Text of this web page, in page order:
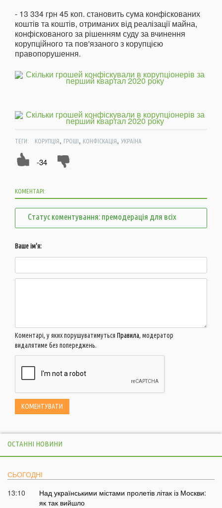
- 13 334 грн 45 коп. становить сума конфіскованих
коштів та коштів, отриманих від реалізації майна,
конфіскованого за рішенням суду за вчинення
корупційного та пов'язаного з корупцією
правопорушення.
ТЕГИ: КОРУПЦІЯ, ГРОШІ, КОНФІСКАЦІЯ, УКРАЇНА
-34
КОМЕНТАРІ:
Статус коментування: премодерація для всіх
Ваше ім'я:
Коментарі, у яких порушуватимуться Правила, модератор
видалятиме без попереджень.
ОСТАННІ НОВИНИ
СЬОГОДНІ
13:10
Над українськими містами пролетів літак із Москви:
як так вийшло